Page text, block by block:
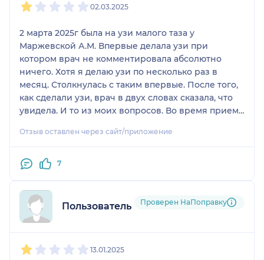
02.03.2025
2 марта 2025г была на узи малого таза у
Маржевской А.М. Впервые делала узи при
котором врач не комментировала абсолютно
ничего. Хотя я делаю узи по несколько раз в
месяц. Столкнулась с таким впервые. После того,
как сделали узи, врач в двух словах сказала, что
увидела. И то из моих вопросов. Во время приема
повторюсь, что узи делаю на постоянно основе. И
трансвагинально. В итоге сделал
заплатила больше, потому как узи делалось двумя
способами (считаю не по моей причине). УЗИ
оказалось некорректным. Переделывала в другом
диагнозы, которые не подтвердились. Врач с
Отзыв оставлен через сайт/приложение
7
Пользователь НаПоправку
Проверен НаПоправку
13.01.2025